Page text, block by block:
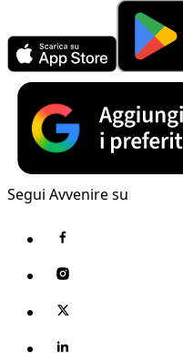
Segui Avvenire su